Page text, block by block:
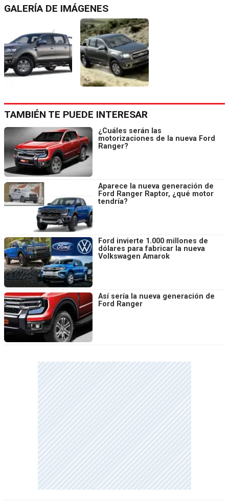
GALERÍA DE IMÁGENES
TAMBIÉN TE PUEDE INTERESAR
¿Cuáles serán las
motorizaciones de la nueva Ford
Ranger?
Aparece la nueva generación de
Ford Ranger Raptor, ¿qué motor
tendría?
Ford invierte 1.000 millones de
dólares para fabricar la nueva
Volkswagen Amarok
Así sería la nueva generación de
Ford Ranger